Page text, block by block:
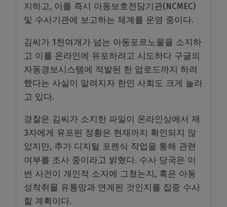
지하고, 이를 즉시 아동보호전담기관(NCMEC)
및 수사기관에 보고하는 체계를 운영 중이다.
김씨가 1천여개가 넘는 아동포르노물을 소지하
고 이를 온라인에 유포하려고 시도하다 구글의
자동경보시스템에 적발된 한 업로드까지 하려
했다는 사실이 알려지자 한인 사회도 크게 놀라
고 있다.
경찰은 김씨가 소지한 파일이 온라인상에서 제
3자에게 유포된 정황은 현재까지 확인되지 않
았지만, 추가 디지털 포렌식 작업을 통해 관련
여부를 조사 중이라고 밝혔다. 수사 당국은 이
번 사건이 개인적 소지에 그쳤는지, 혹은 아동
성착취물 유통망과 연계된 것인지를 집중 수사
할 계획이다.